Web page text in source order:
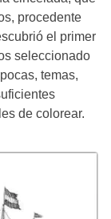
procedente
el primer
seleccionado
temas,
de colorear.